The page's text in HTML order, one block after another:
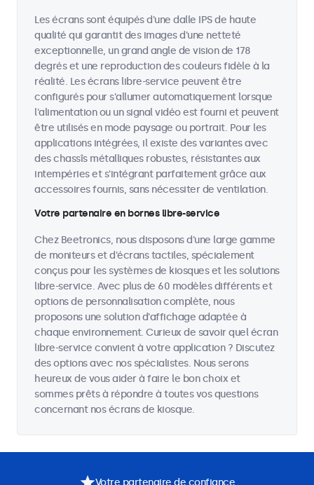
Les écrans sont équipés d'une dalle IPS de haute
qualité qui garantit des images d'une netteté
exceptionnelle, un grand angle de vision de 178
degrés et une reproduction des couleurs fidèle à la
réalité. Les écrans libre-service peuvent être
configurés pour s'allumer automatiquement lorsque
l'alimentation ou un signal vidéo est fourni et peuvent
être utilisés en mode paysage ou portrait. Pour les
applications intégrées, il existe des variantes avec
des chassîs métalliques robustes, résistantes aux
intempéries et s'intégrant parfaitement grâce aux
accessoires fournis, sans nécessiter de ventilation.
Votre partenaire en bornes libre-service
Chez Beetronics, nous disposons d'une large gamme
de moniteurs et d'écrans tactiles, spécialement
conçus pour les systèmes de kiosques et les solutions
libre-service. Avec plus de 60 modèles différents et
options de personnalisation complète, nous
proposons une solution d'affichage adaptée à
chaque environnement. Curieux de savoir quel écran
libre-service convient à votre application ? Discutez
des options avec nos spécialistes. Nous serons
heureux de vous aider à faire le bon choix et
sommes prêts à répondre à toutes vos questions
concernant nos écrans de kiosque.
Votre partenaire de confiance